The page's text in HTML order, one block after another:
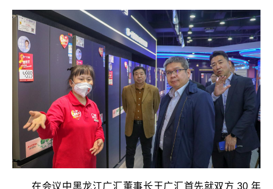
在会议中黑龙江广汇董事长王广汇首先就双方 30 年